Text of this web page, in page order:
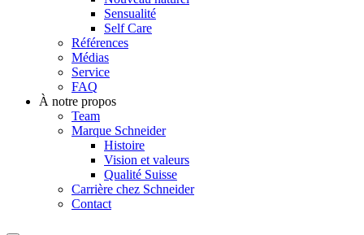
Sensualité
Self Care
Références
Médias
Service
FAQ
À notre propos
Team
Marque Schneider
Histoire
Vision et valeurs
Qualité Suisse
Carrière chez Schneider
Contact